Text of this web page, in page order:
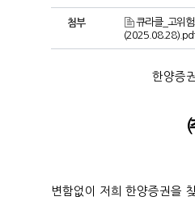
첨부
큐라클_고위
한양증
변함없이 저희 한양증권을